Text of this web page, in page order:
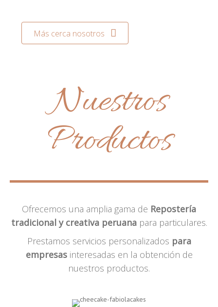
Más cerca nosotros
Nuestros
Productos
Ofrecemos una amplia gama de Repostería
tradicional y creativa peruanapara particulares.
Prestamos servicios personalizados para
empresasinteresadas en la obtención de
nuestros productos.